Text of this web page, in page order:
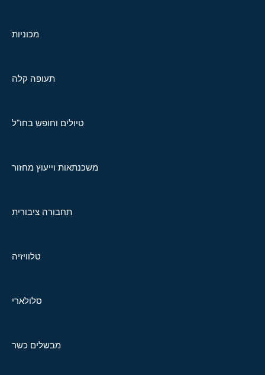
מכוניות
תעופה קלה
טיולים וחופש בחו"ל
משכנתאות וייעוץ מחזור
תחבורה ציבורית
טלוויזיה
סלולארי
מבשלים כשר